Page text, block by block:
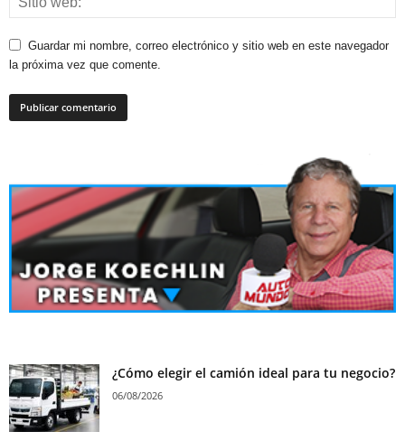
Guardar mi nombre, correo electrónico y sitio web en este navegador
la próxima vez que comente.
¿Cómo elegir el camión ideal para tu negocio?
06/08/2026